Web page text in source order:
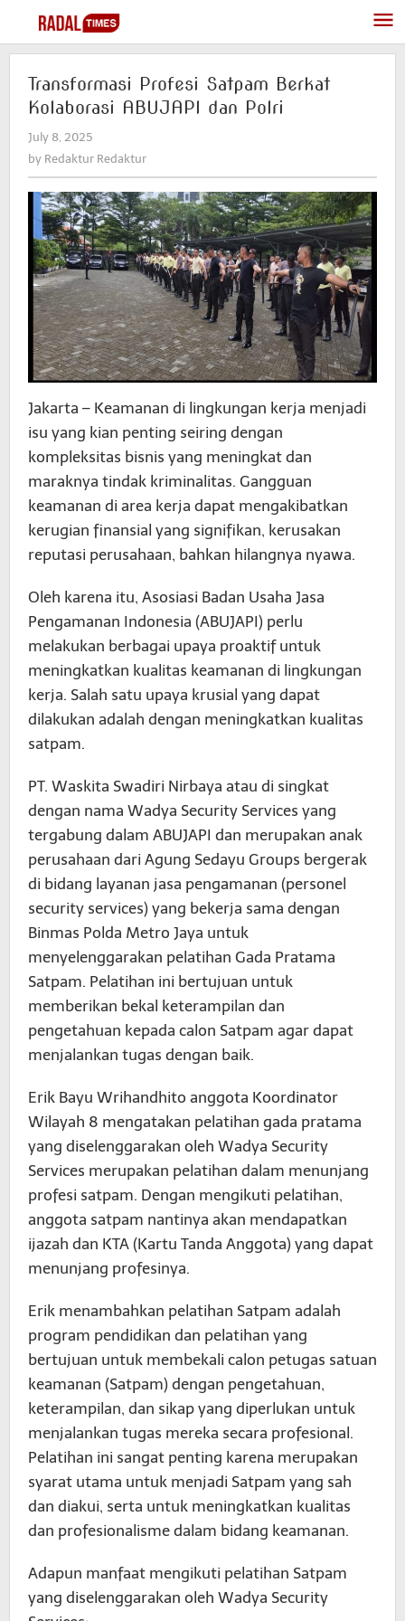
content
Transformasi Profesi Satpam Berkat
Kolaborasi ABUJAPI dan Polri
July 8, 2025
Redaktur
by Redaktur Redaktur
Jakarta – Keamanan di lingkungan kerja menjadi
isu yang kian penting seiring dengan
kompleksitas bisnis yang meningkat dan
maraknya tindak kriminalitas. Gangguan
keamanan di area kerja dapat mengakibatkan
kerugian finansial yang signifikan, kerusakan
reputasi perusahaan, bahkan hilangnya nyawa.
Oleh karena itu, Asosiasi Badan Usaha Jasa
Pengamanan Indonesia (ABUJAPI) perlu
melakukan berbagai upaya proaktif untuk
meningkatkan kualitas keamanan di lingkungan
kerja. Salah satu upaya krusial yang dapat
dilakukan adalah dengan meningkatkan kualitas
satpam.
PT. Waskita Swadiri Nirbaya atau di singkat
dengan nama Wadya Security Services yang
tergabung dalam ABUJAPI dan merupakan anak
perusahaan dari Agung Sedayu Groups bergerak
di bidang layanan jasa pengamanan (personel
security services) yang bekerja sama dengan
Binmas Polda Metro Jaya untuk
menyelenggarakan pelatihan Gada Pratama
Satpam. Pelatihan ini bertujuan untuk
memberikan bekal keterampilan dan
pengetahuan kepada calon Satpam agar dapat
menjalankan tugas dengan baik.
Erik Bayu Wrihandhito anggota Koordinator
Wilayah 8 mengatakan pelatihan gada pratama
yang diselenggarakan oleh Wadya Security
Services merupakan pelatihan dalam menunjang
profesi satpam. Dengan mengikuti pelatihan,
anggota satpam nantinya akan mendapatkan
ijazah dan KTA (Kartu Tanda Anggota) yang dapat
menunjang profesinya.
Erik menambahkan pelatihan Satpam adalah
program pendidikan dan pelatihan yang
bertujuan untuk membekali calon petugas satuan
keamanan (Satpam) dengan pengetahuan,
keterampilan, dan sikap yang diperlukan untuk
menjalankan tugas mereka secara profesional.
Pelatihan ini sangat penting karena merupakan
syarat utama untuk menjadi Satpam yang sah
dan diakui, serta untuk meningkatkan kualitas
dan profesionalisme dalam bidang keamanan.
Adapun manfaat mengikuti pelatihan Satpam
yang diselenggarakan oleh Wadya Security